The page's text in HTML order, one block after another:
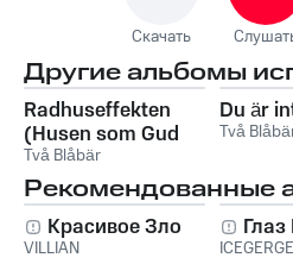
Скачать
Другие альбомы
Radhuseffekten
(Husen som Gud
glömde)
Två Blåbär
Du är
Två
Рекомендованные
Красивое Зло
VILLIAN
Глаз